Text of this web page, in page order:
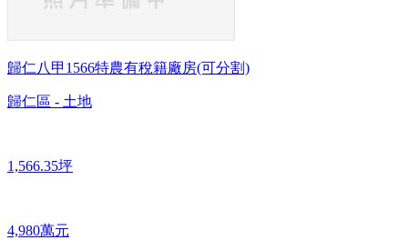
歸仁八甲1566特農有稅籍廠房(可分割)
歸仁區 - 土地
1,566.35坪
4,980萬元